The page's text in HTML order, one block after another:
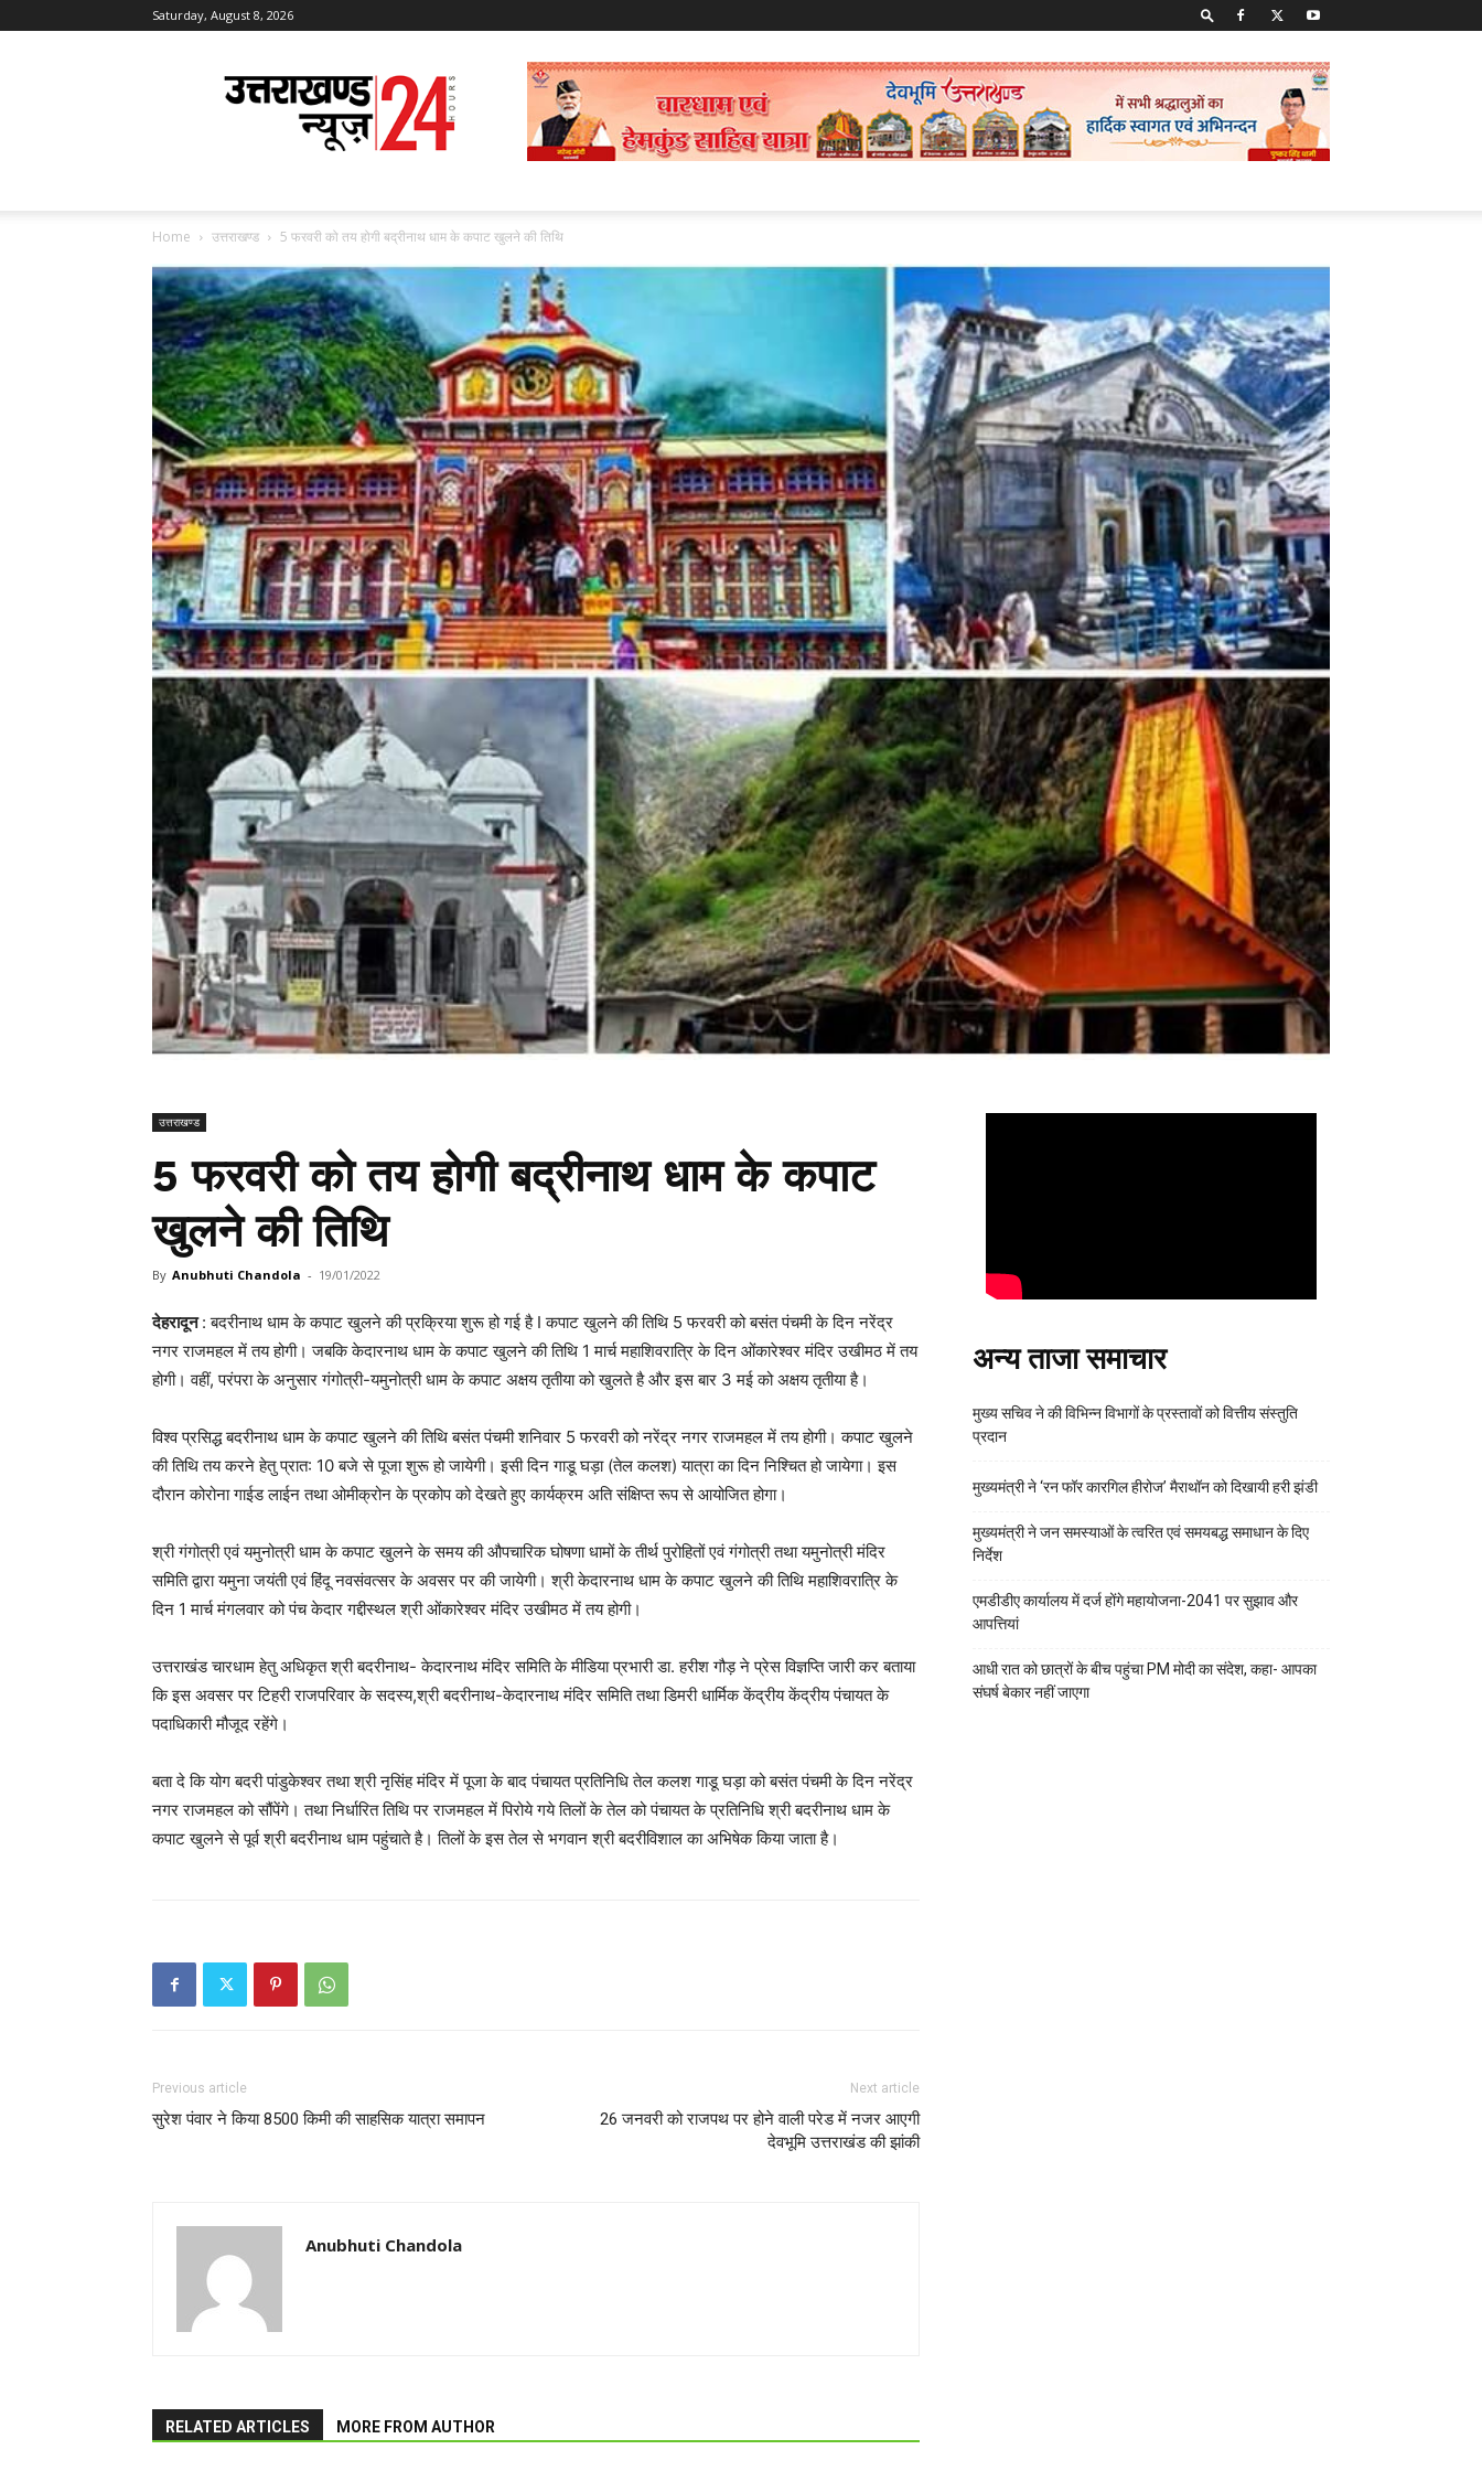
Saturday, August 8, 2026
Uttarakhand
News
24
Home उत्तराखण्ड 5 फरवरी को तय होगी बद्रीनाथ धाम के कपाट खुलने की तिथि
उत्तराखण्ड
5 फरवरी को तय होगी बद्रीनाथ धाम के कपाट
खुलने की तिथि
By Anubhuti Chandola - 19/01/2022
देहरादून: बदरीनाथ धाम के कपाट खुलने की प्रक्रिया शुरू हो गई है I कपाट खुलने की तिथि 5 फरवरी को बसंत पंचमी के दिन नरेंद्र
नगर राजमहल में तय होगी। जबकि केदारनाथ धाम के कपाट खुलने की तिथि 1 मार्च महाशिवरात्रि के दिन ओंकारेश्वर मंदिर उखीमठ में तय
होगी। वहीं, परंपरा के अनुसार गंगोत्री-यमुनोत्री धाम के कपाट अक्षय तृतीया को खुलते है और इस बार 3 मई को अक्षय तृतीया है।
विश्व प्रसिद्ध बदरीनाथ धाम के कपाट खुलने की तिथि बसंत पंचमी शनिवार 5 फरवरी को नरेंद्र नगर राजमहल में तय होगी। कपाट खुलने
की तिथि तय करने हेतु प्रात: 10 बजे से पूजा शुरू हो जायेगी। इसी दिन गाडू घड़ा (तेल कलश) यात्रा का दिन निश्चित हो जायेगा। इस
दौरान कोरोना गाईड लाईन तथा ओमीक्रोन के प्रकोप को देखते हुए कार्यक्रम अति संक्षिप्त रूप से आयोजित होगा।
श्री गंगोत्री एवं यमुनोत्री धाम के कपाट खुलने के समय की औपचारिक घोषणा धामों के तीर्थ पुरोहितों एवं गंगोत्री तथा यमुनोत्री मंदिर
समिति द्वारा यमुना जयंती एवं हिंदू नवसंवत्सर के अवसर पर की जायेगी। श्री केदारनाथ धाम के कपाट खुलने की तिथि महाशिवरात्रि के
दिन 1 मार्च मंगलवार को पंच केदार गद्दीस्थल श्री ओंकारेश्वर मंदिर उखीमठ में तय होगी।
उत्तराखंड चारधाम हेतु अधिकृत श्री बदरीनाथ- केदारनाथ मंदिर समिति के मीडिया प्रभारी डा. हरीश गौड़ ने प्रेस विज्ञप्ति जारी कर बताया
कि इस अवसर पर टिहरी राजपरिवार के सदस्य,श्री बदरीनाथ-केदारनाथ मंदिर समिति तथा डिमरी धार्मिक केंद्रीय केंद्रीय पंचायत के
पदाधिकारी मौजूद रहेंगे।
बता दे कि योग बदरी पांडुकेश्वर तथा श्री नृसिंह मंदिर में पूजा के बाद पंचायत प्रतिनिधि तेल कलश गाडू घड़ा को बसंत पंचमी के दिन नरेंद्र
नगर राजमहल को सौंपेंगे। तथा निर्धारित तिथि पर राजमहल में पिरोये गये तिलों के तेल को पंचायत के प्रतिनिधि श्री बदरीनाथ धाम के
कपाट खुलने से पूर्व श्री बदरीनाथ धाम पहुंचाते है। तिलों के इस तेल से भगवान श्री बदरीविशाल का अभिषेक किया जाता है।
Previous article
सुरेश पंवार ने किया 8500 किमी की साहसिक यात्रा समापन
Next article
26 जनवरी को राजपथ पर होने वाली परेड में नजर आएगी
देवभूमि उत्तराखंड की झांकी
Anubhuti Chandola
RELATED ARTICLES MORE FROM AUTHOR
अन्य ताजा समाचार
मुख्य सचिव ने की विभिन्न विभागों के प्रस्तावों को वित्तीय संस्तुति
प्रदान
मुख्यमंत्री ने ‘रन फॉर कारगिल हीरोज’ मैराथॉन को दिखायी हरी झंडी
मुख्यमंत्री ने जन समस्याओं के त्वरित एवं समयबद्ध समाधान के दिए
निर्देश
एमडीडीए कार्यालय में दर्ज होंगे महायोजना-2041 पर सुझाव और
आपत्तियां
आधी रात को छात्रों के बीच पहुंचा PM मोदी का संदेश, कहा- आपका
संघर्ष बेकार नहीं जाएगा